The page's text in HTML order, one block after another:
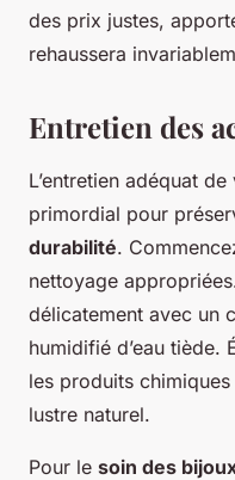
des prix justes,
rehaussera
Entretien des
L’entretien adéquat de
primordial pour
durabilité.
nettoyage
délicatement avec un
humidifié d’eau tiède.
les produits
lustre naturel.
Pour le soin des